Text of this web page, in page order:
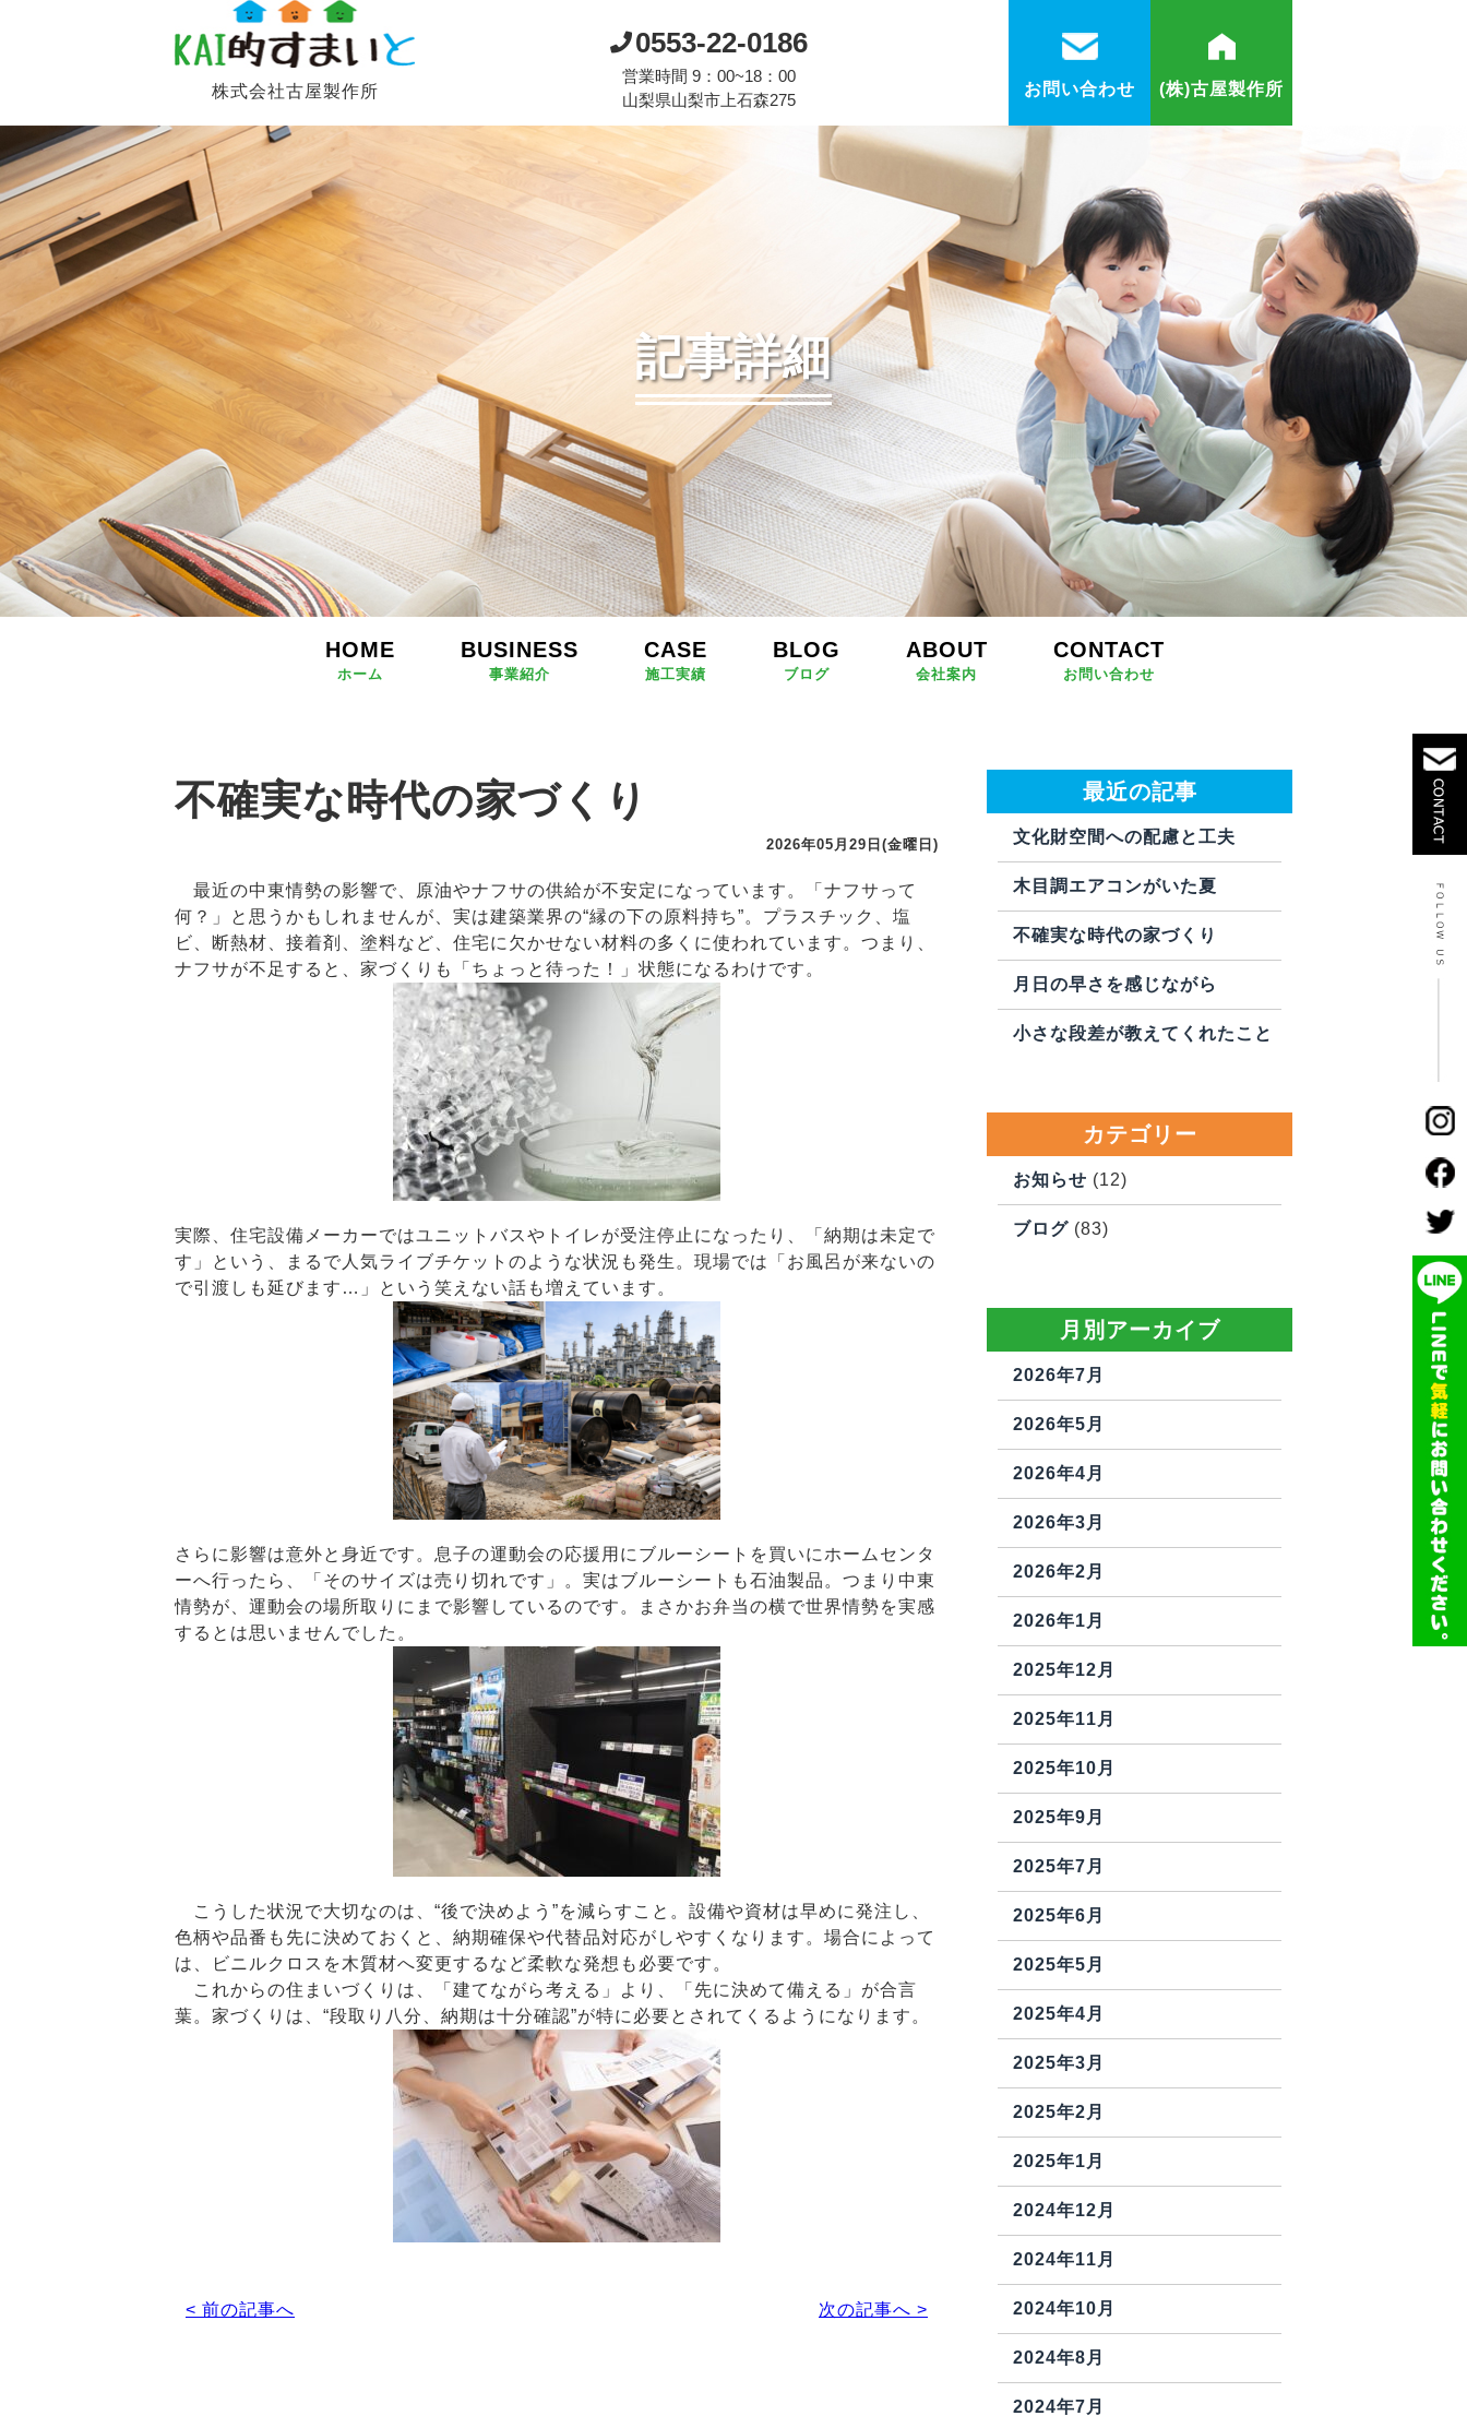
株式会社古屋製作所
0553-22-0186
営業時間 9：00~18：00
山梨県山梨市上石森275
(株)古屋製作所
お問い合わせ
記事詳細
HOME
ホーム
BUSINESS
事業紹介
CASE
施工実績
BLOG
ブログ
ABOUT
会社案内
CONTACT
お問い合わせ
不確実な時代の家づくり
2026年05月29日(金曜日)
最近の中東情勢の影響で、原油やナフサの供給が不安定になっています。「ナフサって
何？」と思うかもしれませんが、実は建築業界の“縁の下の原料持ち”。プラスチック、塩
ビ、断熱材、接着剤、塗料など、住宅に欠かせない材料の多くに使われています。つまり、
ナフサが不足すると、家づくりも「ちょっと待った！」状態になるわけです。
実際、住宅設備メーカーではユニットバスやトイレが受注停止になったり、「納期は未定で
す」という、まるで人気ライブチケットのような状況も発生。現場では「お風呂が来ないの
で引渡しも延びます…」という笑えない話も増えています。
さらに影響は意外と身近です。息子の運動会の応援用にブルーシートを買いにホームセンタ
ーへ行ったら、「そのサイズは売り切れです」。実はブルーシートも石油製品。つまり中東
情勢が、運動会の場所取りにまで影響しているのです。まさかお弁当の横で世界情勢を実感
するとは思いませんでした。
こうした状況で大切なのは、“後で決めよう”を減らすこと。設備や資材は早めに発注し、
色柄や品番も先に決めておくと、納期確保や代替品対応がしやすくなります。場合によって
は、ビニルクロスを木質材へ変更するなど柔軟な発想も必要です。
これからの住まいづくりは、「建てながら考える」より、「先に決めて備える」が合言
葉。家づくりは、“段取り八分、納期は十分確認”が特に必要とされてくるようになります。
< 前の記事へ 次の記事へ >
最近の記事
文化財空間への配慮と工夫
木目調エアコンがいた夏
不確実な時代の家づくり
月日の早さを感じながら
小さな段差が教えてくれたこと
カテゴリー
お知らせ (12)
ブログ (83)
月別アーカイブ
2026年7月
2026年5月
2026年4月
2026年3月
2026年2月
2026年1月
2025年12月
2025年11月
2025年10月
2025年9月
2025年7月
2025年6月
2025年5月
2025年4月
2025年3月
2025年2月
2025年1月
2024年12月
2024年11月
2024年10月
2024年8月
2024年7月